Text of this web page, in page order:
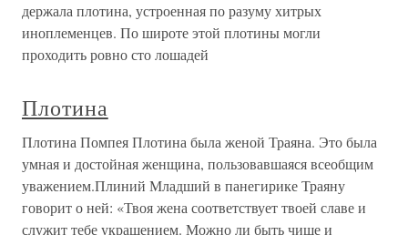
держала плотина, устроенная по разуму хитрых
иноплеменцев. По широте этой плотины могли
проходить ровно сто лошадей
Плотина
Плотина Помпея Плотина была женой Траяна. Это была
умная и достойная женщина, пользовавшаяся всеобщим
уважением.Плиний Младший в панегирике Траяну
говорит о ней: «Твоя жена соответствует твоей славе и
служит тебе украшением. Можно ли быть чище и